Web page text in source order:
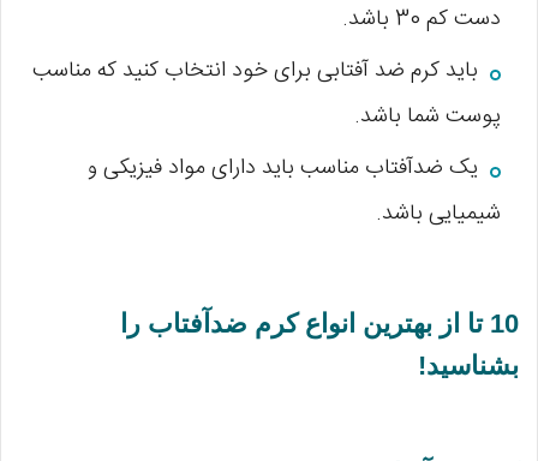
دست کم 30 باشد.
باید کرم ضد آفتابی برای خود انتخاب کنید که مناسب
پوست شما باشد.
یک ضدآفتاب مناسب باید دارای مواد فیزیکی و
شیمیایی باشد.
10 تا از بهترین انواع کرم ضدآفتاب را
بشناسید!